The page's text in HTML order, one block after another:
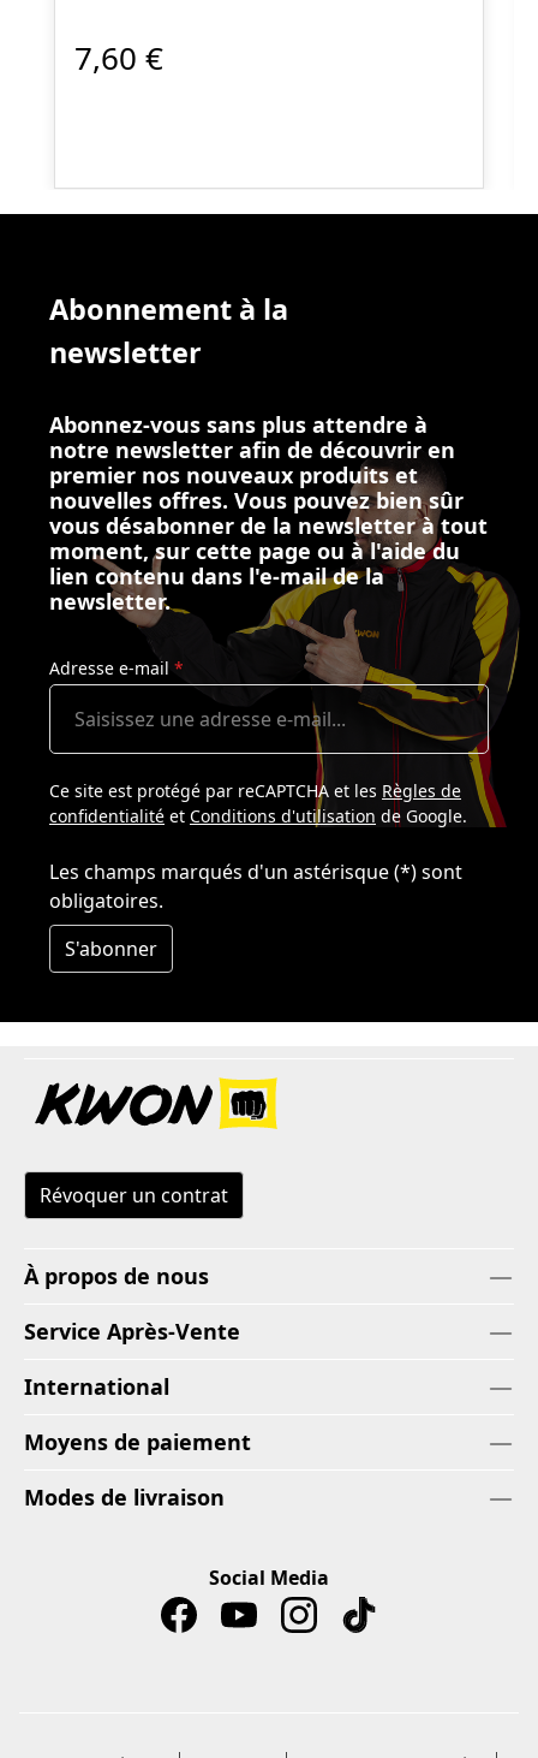
7,60 €
Abonnement à la
newsletter
Abonnez-vous sans plus attendre à
notre newsletter afin de découvrir en
premier nos nouveaux produits et
nouvelles offres. Vous pouvez bien sûr
vous désabonner de la newsletter à tout
moment, sur cette page ou à l'aide du
lien contenu dans l'e-mail de la
newsletter.
Adresse e-mail *
Ce site est protégé par reCAPTCHA et les Règles de
confidentialité et Conditions d'utilisation de Google.
Les champs marqués d'un astérisque (*) sont
obligatoires.
S'abonner
Révoquer un contrat
À propos de nous
Service Après-Vente
International
Moyens de paiement
Modes de livraison
Social Media